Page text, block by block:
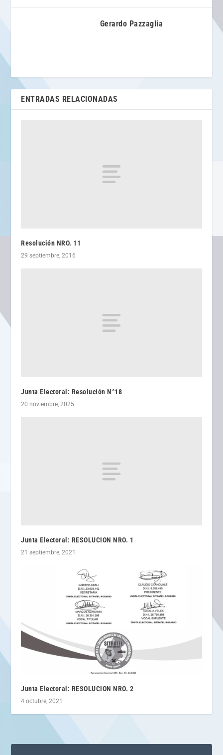
Gerardo Pazzaglia
ENTRADAS RELACIONADAS
Resolución NRO. 11
29 septiembre, 2016
Junta Electoral: Resolución N°18
20 noviembre, 2025
Junta Electoral: RESOLUCION NRO. 1
21 septiembre, 2021
Junta Electoral: RESOLUCION NRO. 2
4 octubre, 2021